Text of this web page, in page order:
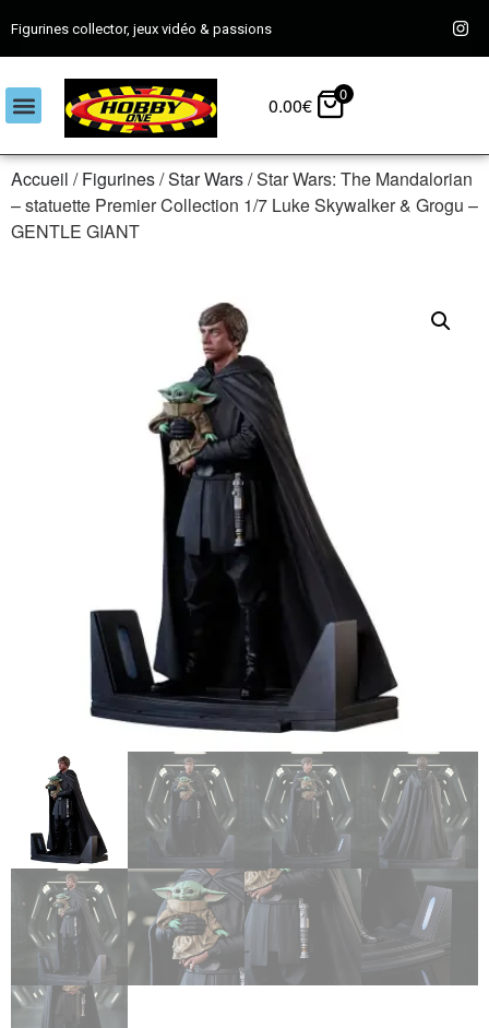
Figurines collector, jeux vidéo & passions
0.00€ 0
Accueil /Figurines/Star Wars/ Star Wars: The Mandalorian
– statuette Premier Collection 1/7 Luke Skywalker & Grogu –
GENTLE GIANT